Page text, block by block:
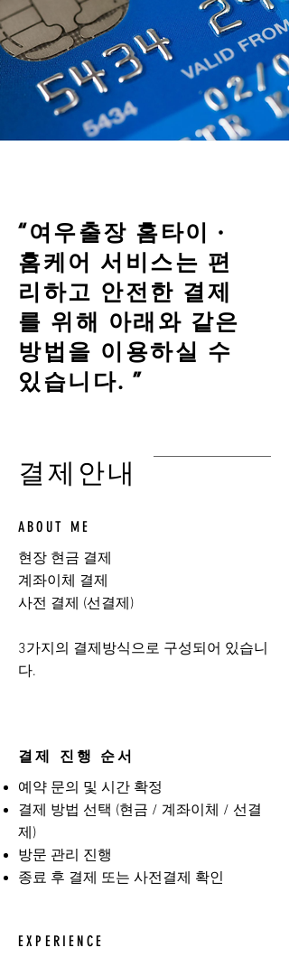
“여우출장 홈타이 ·
홈케어 서비스는 편
리하고 안전한 결제
를 위해 아래와 같은
방법을 이용하실 수
있습니다. ”
결제안내
ABOUT ME
현장 현금 결제
계좌이체 결제
사전 결제 (선결제)
​3가지의 결제방식으로 구성되어 있습니
다.
결제 진행 순서
예약 문의 및 시간 확정
결제 방법 선택 (현금 / 계좌이체 / 선결
제)
방문 관리 진행
종료 후 결제 또는 사전결제 확인
EXPERIENCE